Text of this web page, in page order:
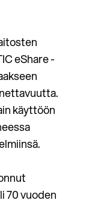
eShare -
käyttöön
70 vuoden